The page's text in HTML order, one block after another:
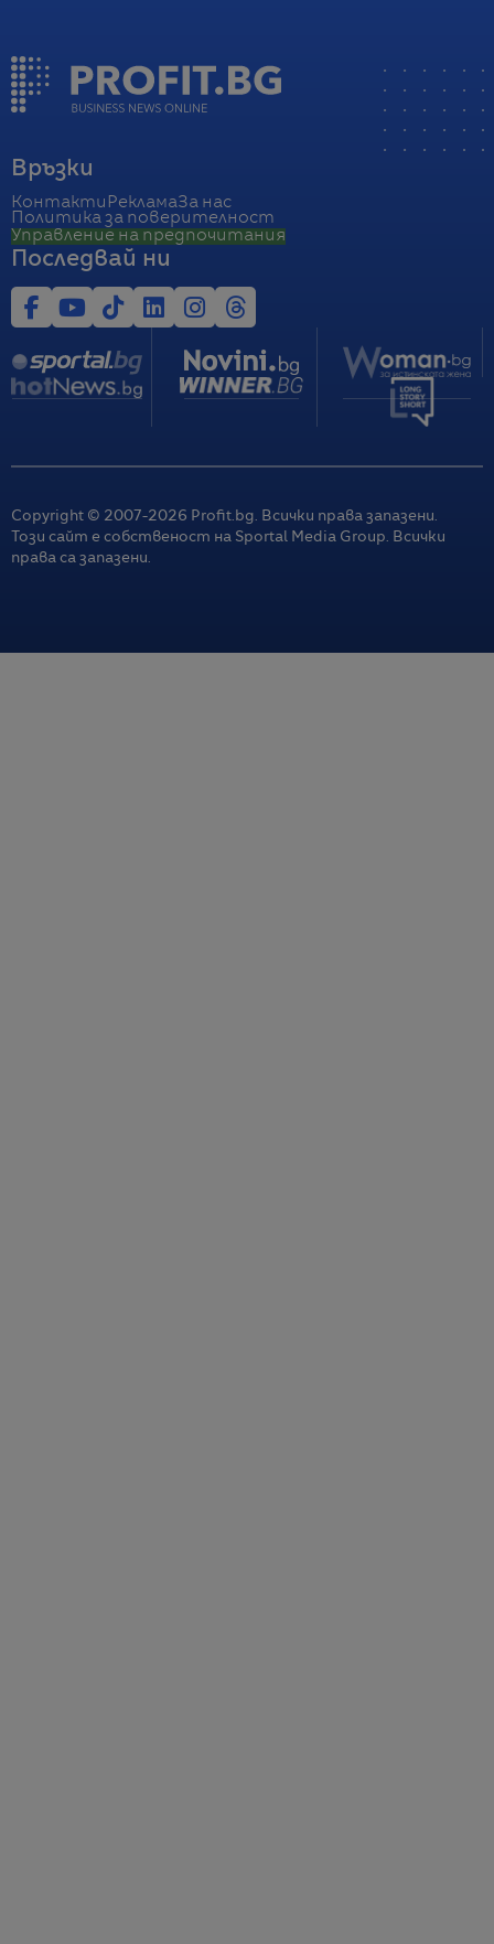
Връзки
Контакти РекламаЗа нас
Политика за поверителност
Управление на предпочитания
Последвай ни
Copyright © 2007-2026 Profit.bg. Всички права запазени.
Този сайт е собственост на Sportal Media Group. Всички
права са запазени.